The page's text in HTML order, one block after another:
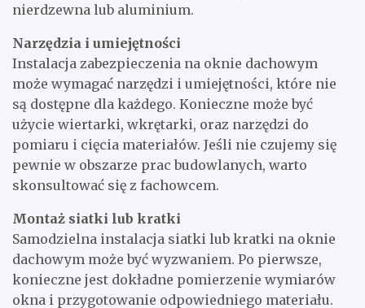
nierdzewna lub aluminium.
Narzędzia i umiejętności
Instalacja zabezpieczenia na oknie dachowym
może wymagać narzędzi i umiejętności, które nie
są dostępne dla każdego. Konieczne może być
użycie wiertarki, wkrętarki, oraz narzędzi do
pomiaru i cięcia materiałów. Jeśli nie czujemy się
pewnie w obszarze prac budowlanych, warto
skonsultować się z fachowcem.
Montaż siatki lub kratki
Samodzielna instalacja siatki lub kratki na oknie
dachowym może być wyzwaniem. Po pierwsze,
konieczne jest dokładne pomierzenie wymiarów
okna i przygotowanie odpowiedniego materiału.